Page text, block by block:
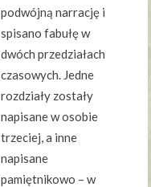
podwójną narrację i
spisano fabułę w
dwóch przedziałach
czasowych. Jedne
rozdziały zostały
napisane w osobie
trzeciej, a inne
napisane
pamiętnikowo – w